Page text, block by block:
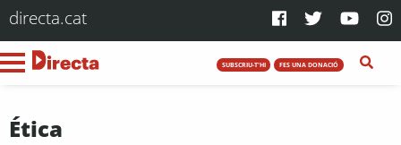
directa.cat
SUBSCRIU-T'HI FES UNA DONACIÓ
Ética